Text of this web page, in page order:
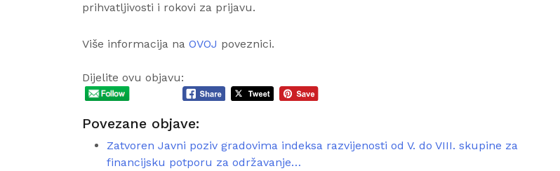
prihvatljivosti i rokovi za prijavu.
Više informacija na OVOJ poveznici.
Dijelite ovu objavu:
Povezane objave:
Zatvoren Javni poziv gradovima indeksa razvijenosti od V. do VIII. skupine za
financijsku potporu za održavanje…